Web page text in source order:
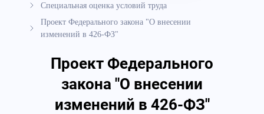
Специальная оценка условий труда
Проект Федерального закона "О внесении
изменений в 426-ФЗ"
Проект Федерального
закона "О внесении
изменений в 426-ФЗ"